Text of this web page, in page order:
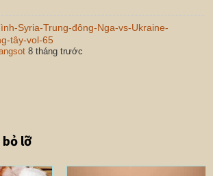
Syria-Trung-đông-Nga-vs-Ukraine-
tây-vol-65
8 tháng trước
lỡ